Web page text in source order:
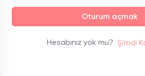
Oturum açmak
Hesabınız yok mu? Şimdi